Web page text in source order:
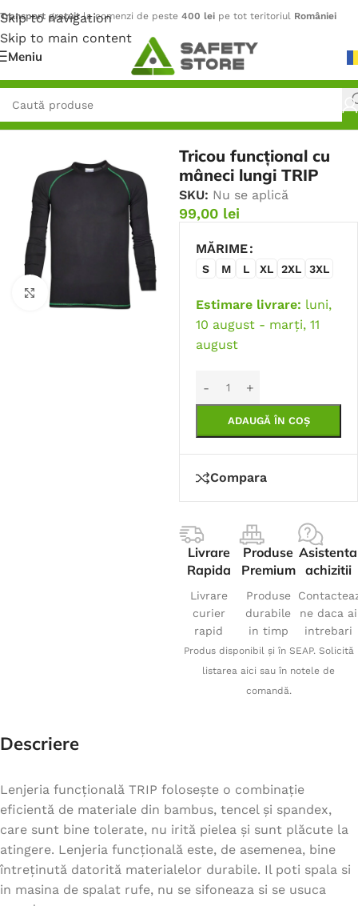
Skip to navigation
Skip to main content
Transport gratuitla comenzi de peste 400 lei pe tot teritoriul României
Meniu
Prima pagină/Outdoor
Faceți click pentru a mări
Tricou funcțional cu
mâneci lungi TRIP
SKU: Nu se aplică
99,00 lei
MĂRIME
S M L XL 2XL 3XL
Estimare livrare: luni,
10 august - marți, 11
august
ADAUGĂ ÎN COȘ
Compara
Livrare
Rapida
Livrare
curier
rapid
Produse
Premium
Produse
durabile
in timp
Asistenta
achizitii
ne daca ai
intrebari
Produs disponibil și în SEAP. Solicită
listarea aici sau în notele de
comandă.
Descriere
Lenjeria funcțională TRIP folosește o combinație
eficientă de materiale din bambus, tencel și spandex,
care sunt bine tolerate, nu irită pielea și sunt plăcute la
atingere. Lenjeria funcțională este, de asemenea, bine
întreținută datorită materialelor durabile. Il poti spala si
in masina de spalat rufe, nu se sifoneaza si se usuca